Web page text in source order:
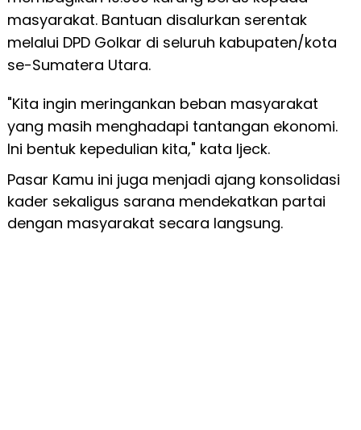
masyarakat. Bantuan disalurkan serentak
melalui DPD Golkar di seluruh kabupaten/kota
se-Sumatera Utara.
"Kita ingin meringankan beban masyarakat
yang masih menghadapi tantangan ekonomi.
Ini bentuk kepedulian kita," kata Ijeck.
Pasar Kamu ini juga menjadi ajang konsolidasi
kader sekaligus sarana mendekatkan partai
dengan masyarakat secara langsung.